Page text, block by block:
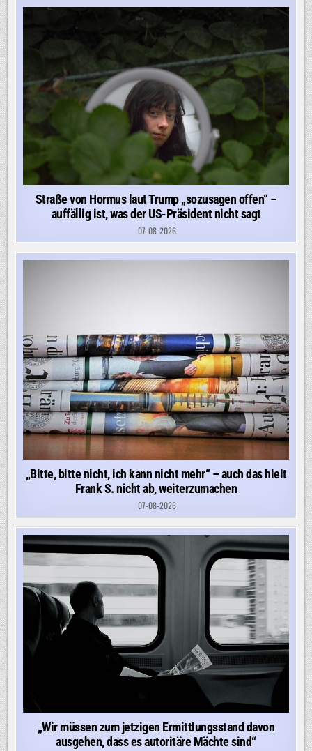
Straße von Hormus laut Trump „sozusagen offen“ –
auffällig ist, was der US-Präsident nicht sagt
07-08-2026
„Bitte, bitte nicht, ich kann nicht mehr“ – auch das hielt
Frank S. nicht ab, weiterzumachen
07-08-2026
„Wir müssen zum jetzigen Ermittlungsstand davon
ausgehen, dass es autoritäre Mächte sind“